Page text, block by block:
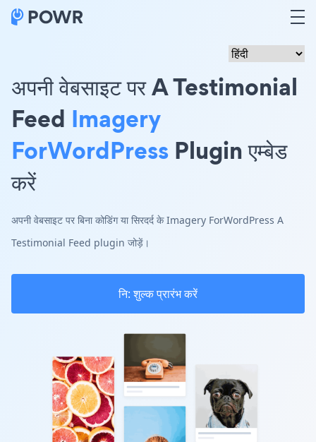
अपनी वेबसाइट पर A Testimonial
Feed Imagery
ForWordPress Plugin एम्बेड
करें
अपनी वेबसाइट पर बिना कोडिंग या सिरदर्द के Imagery ForWordPress A
Testimonial Feed plugin जोड़ें।
नि: शुल्क प्रारंभ करें